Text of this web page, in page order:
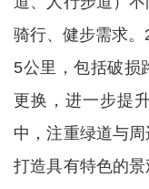
骑行、健步需求
5公里，包括破损
更换，进一步提
中，注重绿道与
打造具有特色的